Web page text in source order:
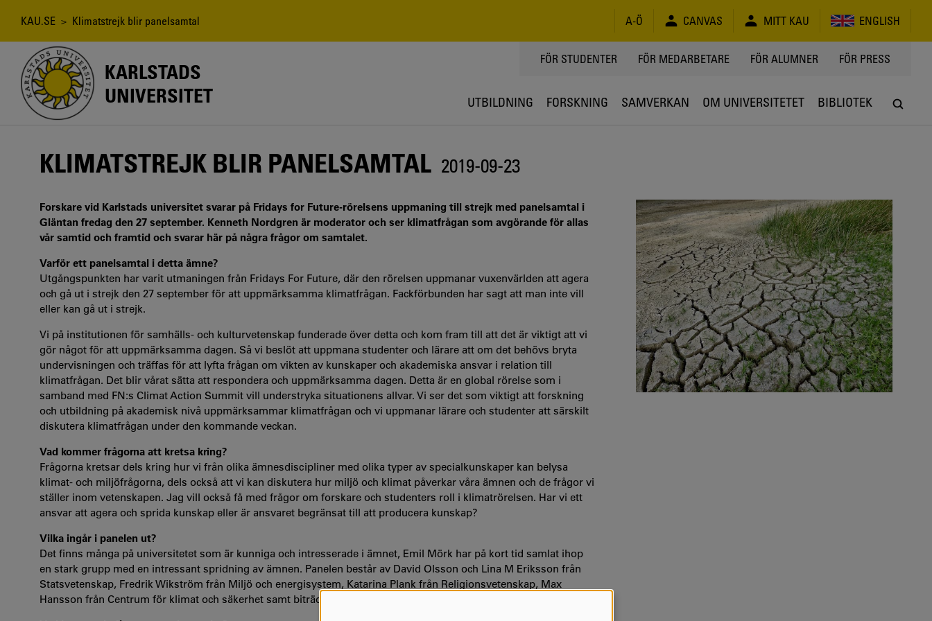
Länkstig
KAU.SE > Klimatstrejk blir panelsamtal A-Ö CANVAS MITT KAU ENGLISH
KARLSTADS
UNIVERSITET
TOPPMENY
FÖR STUDENTER FÖR MEDARBETARE FÖR ALUMNER FÖR PRESS
UTBILDNING FORSKNING SAMVERKAN OM UNIVERSITETET BIBLIOTEK
KLIMATSTREJK BLIR PANELSAMTAL 2019-09-23
Forskare vid Karlstads universitet svarar på Fridays for Future-rörelsens uppmaning till strejk med panelsamtal i
Gläntan fredag den 27 september. Kenneth Nordgren är moderator och ser klimatfrågan som avgörande för allas
vår samtid och framtid och svarar här på några frågor om samtalet.
Varför ett panelsamtal i detta ämne?
Utgångspunkten har varit utmaningen från Fridays For Future, där den rörelsen uppmanar vuxenvärlden att agera
och gå ut i strejk den 27 september för att uppmärksamma klimatfrågan. Fackförbunden har sagt att man inte vill
eller kan gå ut i strejk.
Vi på institutionen för samhälls- och kulturvetenskap funderade över detta och kom fram till att det är viktigt att vi
gör något för att uppmärksamma dagen. Så vi beslöt att uppmana studenter och lärare att om det behövs bryta
undervisningen och träffas för att lyfta frågan om vikten av kunskaper och akademiska ansvar i relation till
klimatfrågan. Det blir vårat sätta att respondera och uppmärksamma dagen. Detta är en global rörelse som i
samband med FN:s Climat Action Summit vill understryka situationens allvar. Vi ser det som viktigt att forskning
och utbildning på akademisk nivå uppmärksammar klimatfrågan och vi uppmanar lärare och studenter att särskilt
diskutera klimatfrågan under den kommande veckan.
Vad kommer frågorna att kretsa kring?
Frågorna kretsar dels kring hur vi från olika ämnesdiscipliner med olika typer av specialkunskaper kan belysa
klimat- och miljöfrågorna, dels också att vi kan diskutera hur miljö och klimat påverkar våra ämnen och de frågor vi
ställer inom vetenskapen. Jag vill också få med frågor om forskare och studenters roll i klimatrörelsen. Har vi ett
ansvar att agera och sprida kunskap eller är ansvaret begränsat till att producera kunskap?
Vilka ingår i panelen ut?
Det finns många på universitetet som är kunniga och intresserade i ämnet, Emil Mörk har på kort tid samlat ihop
en stark grupp med en intressant spridning av ämnen. Panelen består av David Olsson och Lina M Eriksson från
Statsvetenskap, Fredrik Wikström från Miljö och energisystem, Katarina Plank från Religionsvetenskap, Max
Hansson från Centrum för klimat och säkerhet samt biträdande universitetsdirektör Dan Guttke.